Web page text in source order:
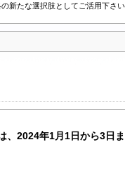
新たな選択肢としてご活用下さい
、2024年1月1日から3日